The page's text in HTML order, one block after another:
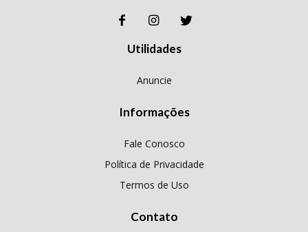
Utilidades
Anuncie
Informações
Fale Conosco
Política de Privacidade
Termos de Uso
Contato